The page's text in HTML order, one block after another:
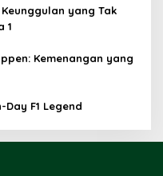
yang Tak
1
Kemenangan yang
F1 Legend